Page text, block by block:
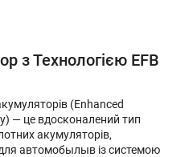
з Технологією EFB
(Enhanced
— це вдосконалений тип
акумуляторів,
автомобылыв із системою